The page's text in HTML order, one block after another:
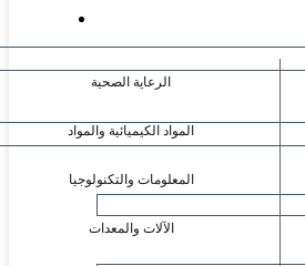
الرعاية الصحية
المواد الكيميائية والمواد
المعلومات والتكنولوجيا
الآلات والمعدات